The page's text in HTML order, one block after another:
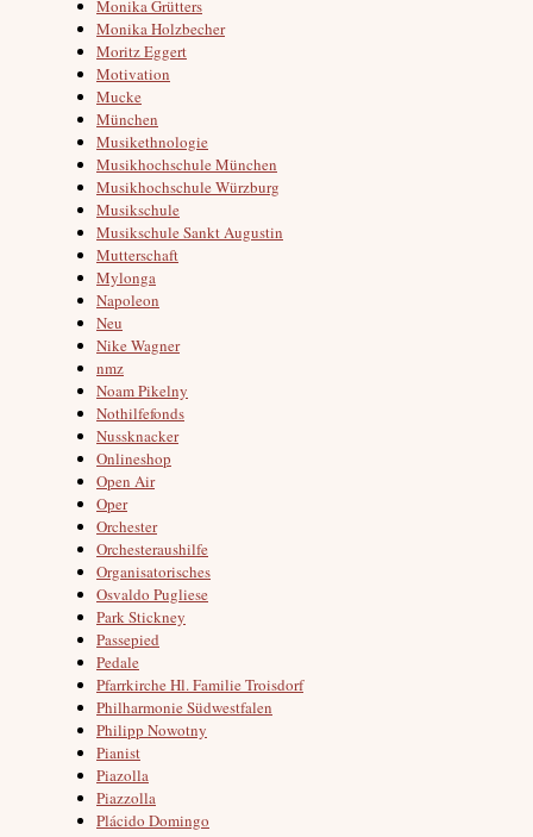
Monika Grütters
Monika Holzbecher
Moritz Eggert
Motivation
Mucke
München
Musikethnologie
Musikhochschule München
Musikhochschule Würzburg
Musikschule
Musikschule Sankt Augustin
Mutterschaft
Mylonga
Napoleon
Neu
Nike Wagner
nmz
Noam Pikelny
Nothilfefonds
Nussknacker
Onlineshop
Open Air
Oper
Orchester
Orchesteraushilfe
Organisatorisches
Osvaldo Pugliese
Park Stickney
Passepied
Pedale
Pfarrkirche Hl. Familie Troisdorf
Philharmonie Südwestfalen
Philipp Nowotny
Pianist
Piazolla
Piazzolla
Plácido Domingo